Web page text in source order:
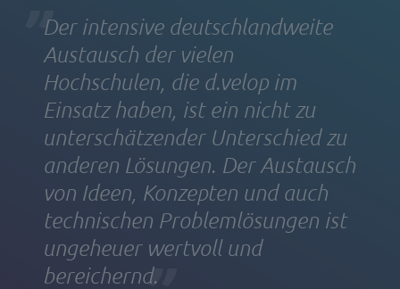
Der intensive deutschlandweite
Austausch der vielen
Hochschulen, die d.velop im
Einsatz haben, ist ein nicht zu
unterschätzender Unterschied zu
anderen Lösungen. Der Austausch
von Ideen, Konzepten und auch
technischen Problemlösungen ist
ungeheuer wertvoll und
bereichernd.